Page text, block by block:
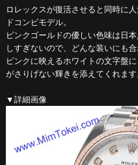
ロレックスが復活させると同時に
ドコンビモデル。
ピンクゴールドの優しい色味は日
しすぎないので、どんな装いにも
ピンクに映えるホワイトの文字盤
がさりげない輝きを添えてくれます
▼詳細画像